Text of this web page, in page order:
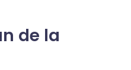
de la